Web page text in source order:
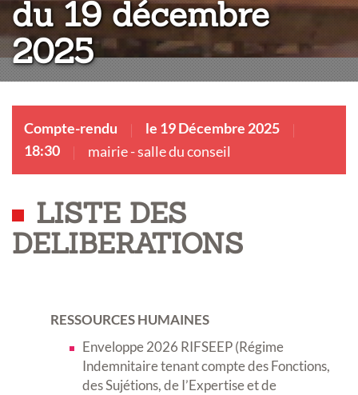
du 19 décembre
2025
Compte-rendu
le 19 Décembre 2025
18:30
mairie - salle du conseil
LISTE DES
DELIBERATIONS
RESSOURCES HUMAINES
Enveloppe 2026 RIFSEEP (Régime
Indemnitaire tenant compte des Fonctions,
des Sujétions, de I’Expertise et de